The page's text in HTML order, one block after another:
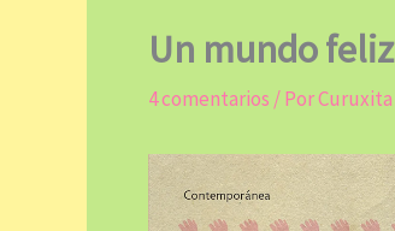
Un mundo feliz
4 comentarios / PorCuruxita